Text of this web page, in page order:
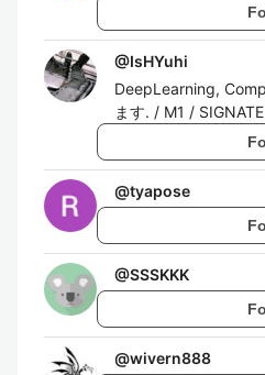
@IsHYuhi
DeepLearning,
ます. / M1 /
@tyapose
@SSSKKK
@wivern888